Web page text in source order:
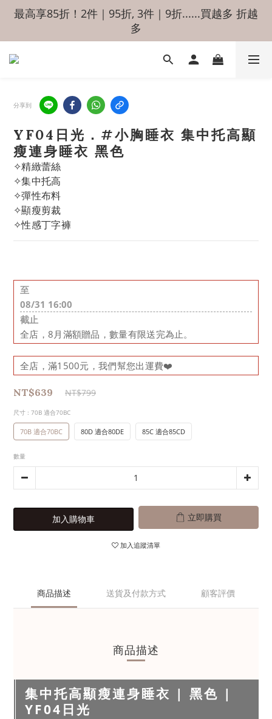
最高享85折！2件｜95折, 3件｜9折......買越多 折越
多
分享到
YF04日光．#小胸睡衣 集中托高顯
瘦連身睡衣 黑色
✧精緻蕾絲
✧集中托高
✧彈性布料
✧顯瘦剪裁
✧性感丁字褲
至
08/31 16:00
截止
全店，8月滿額贈品，數量有限送完為止。
全店，滿1500元，我們幫您出運費❤️
NT$639 NT$799
尺寸 : 70B 適合70BC
70B 適合70BC 80D 適合80DE 85C 適合85CD
數量
加入購物車 立即購買
加入追蹤清單
商品描述 送貨及付款方式 顧客評價
商品描述
集中托高顯瘦連身睡衣 | 黑色 |
YF04日光